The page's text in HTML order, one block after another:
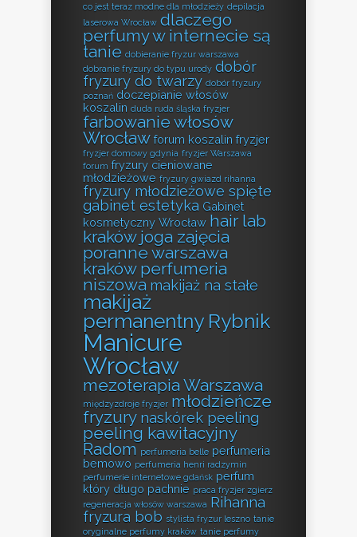
co jest teraz modne dla młodzieży depilacja
laserowa Wrocław dlaczego
perfumy w internecie są
tanie dobieranie fryzur warszawa
dobranie fryzury do typu urody dobór
fryzury do twarzy dobór fryzury
poznań doczepianie włosów
koszalin duda ruda śląska fryzjer
farbowanie włosów
Wrocław forum koszalin fryzjer
fryzjer domowy gdynia fryzjer Warszawa
forum fryzury cieniowane
młodzieżowe fryzury gwiazd rihanna
fryzury młodzieżowe spięte
gabinet estetyka Gabinet
kosmetyczny Wrocław hair lab
kraków joga zajęcia
poranne warszawa
kraków perfumeria
niszowa makijaż na stałe
makijaż
permanentny Rybnik
Manicure
Wrocław
mezoterapia Warszawa
międzyzdroje fryzjer młodzieńcze
fryzury naskórek peeling
peeling kawitacyjny
Radom perfumeria belle perfumeria
bemowo perfumeria henri radzymin
perfumerie internetowe gdańsk perfum
który długo pachnie praca fryzjer zgierz
regeneracja włosów warszawa Rihanna
fryzura bob stylista fryzur leszno tanie
oryginalne perfumy kraków tanie perfumy